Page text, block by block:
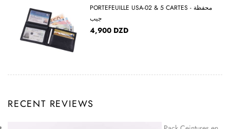
PORTEFEUILLE USA-02 & 5 CARTES - محفظة
جيب
4,900 DZD
RECENT REVIEWS